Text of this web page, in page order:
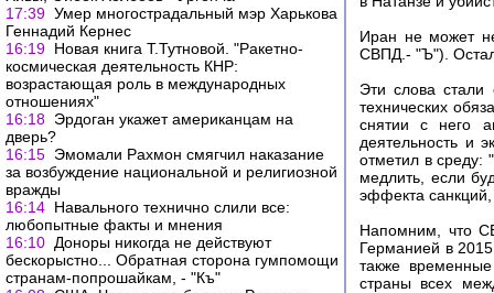
17:39 Умер многострадальный мэр Харькова
Геннадий Кернес
16:19 Новая книга Т.Тутновой. "Ракетно-
космическая деятельность КНР:
возрастающая роль в международных
отношениях"
16:18 Эрдоган укажет американцам на
дверь?
16:15 Эмомали Рахмон смягчил наказание
за возбуждение национальной и религиозной
вражды
16:14 Навального технично слили все:
любопытные факты и мнения
16:10 Доноры никогда не действуют
бескорыстно... Обратная сторона гумпомощи
странам-попрошайкам, - "Къ"
Иран не может
СВПД.- "Ъ").
Эти слова стали
технических
снятии с него
деятельность и
отметил в среду:
медлить, если
эффекта
Напомним, что
Германией в
также
страны всех